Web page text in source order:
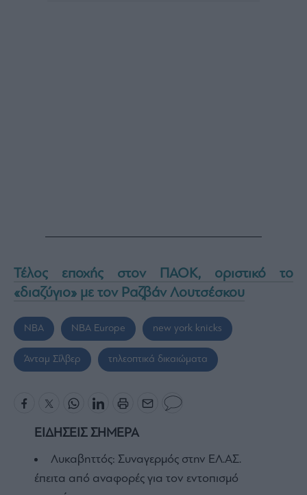
Τέλος εποχής στον ΠΑΟΚ, οριστικό το
«διαζύγιο» με τον Ραζβάν Λουτσέσκου
NBA NBA Europe new york knicks
Άνταμ Σίλβερ τηλεοπτικά δικαιώματα
ΕΙΔΗΣΕΙΣ ΣΗΜΕΡΑ
Λυκαβηττός: Συναγερμός στην ΕΛ.ΑΣ.
έπειτα από αναφορές για τον εντοπισμό